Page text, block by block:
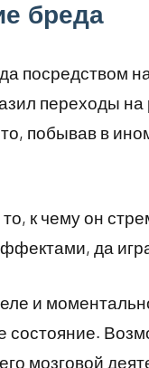
бреда
посредством
переходы
побывав в
к чему он
да
и
состояние.
мозговой